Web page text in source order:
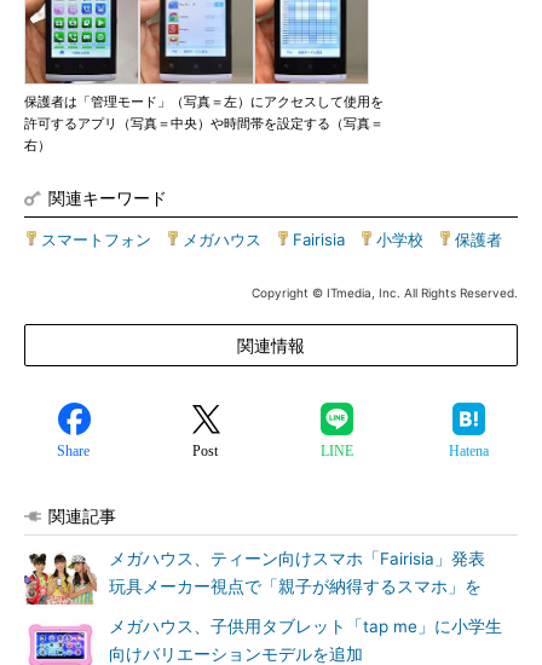
保護者は「管理モード」（写真＝左）にアクセスして使用を
許可するアプリ（写真＝中央）や時間帯を設定する（写真＝
右）
関連キーワード
スマートフォン メガハウス Fairisia 小学校 保護者
Copyright © ITmedia, Inc. All Rights Reserved.
関連情報
Share Post LINE Hatena
関連記事
メガハウス、ティーン向けスマホ「Fairisia」発表
玩具メーカー視点で「親子が納得するスマホ」を
メガハウス、子供用タブレット「tap me」に小学生
向けバリエーションモデルを追加